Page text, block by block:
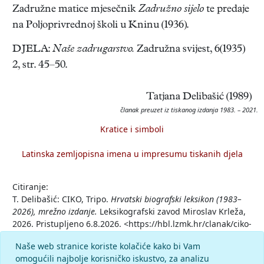
Zadružne matice mjesečnik Zadružno sijelo te predaje
na Poljoprivrednoj školi u Kninu (1936).
DJELA: Naše zadrugarstvo. Zadružna svijest, 6(1935)
2, str. 45–50.
Tatjana Delibašić (1989)
članak preuzet iz tiskanog izdanja 1983. – 2021.
Kratice i simboli
Latinska zemljopisna imena u impresumu tiskanih djela
Citiranje:
T. Delibašić: CIKO, Tripo. Hrvatski biografski leksikon (1983–
2026), mrežno izdanje. Leksikografski zavod Miroslav Krleža,
2026. Pristupljeno 6.8.2026. <https://hbl.lzmk.hr/clanak/ciko-
Komentar
Naše web stranice koriste kolačiće kako bi Vam
omogućili najbolje korisničko iskustvo, za analizu